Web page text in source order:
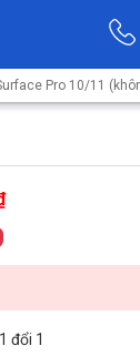
Pro 10/11
₫.
Giá hiện tại là:
đổi 1